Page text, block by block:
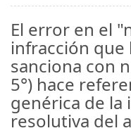
El error en el
infracción que
sanciona con
5°) hace
genérica de la
resolutiva del